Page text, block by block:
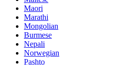
Maori
Marathi
Mongolian
Burmese
Nepali
Norwegian
Pashto